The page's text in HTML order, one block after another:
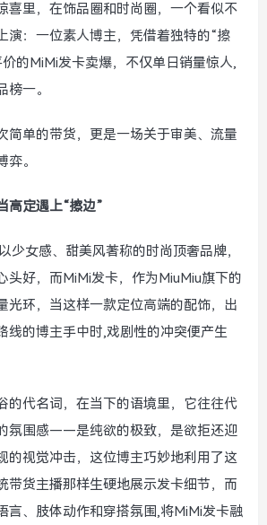
喜里，在饰品圈和时尚圈，一个看似不
演：一位素人博主，凭借着独特的“擦
的MiMi发卡卖爆，不仅单日销量惊人,
一。
简单的带货，更是一场关于审美、流量
。
高定遇上“擦边”
少女感、甜美风著称的时尚顶奢品牌，
头好，而MiMi发卡，作为MiuMiu旗下的
光环，当这样一款定位高端的配饰，出
线的博主手中时,戏剧性的冲突便产生
的代名词，在当下的语境里，它往往代
氛围感——是纯欲的极致，是欲拒还迎
的视觉冲击，这位博主巧妙地利用了这
带货主播那样生硬地展示发卡细节，而
言、肢体动作和穿搭氛围,将MiMi发卡融